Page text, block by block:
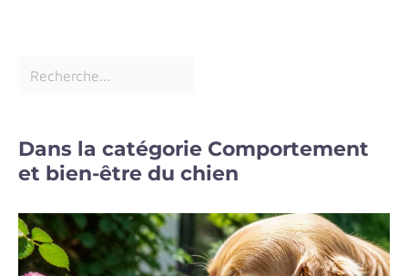
Dans la catégorie Comportement
et bien-être du chien